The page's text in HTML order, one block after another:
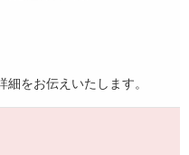
をお伝えいたします。